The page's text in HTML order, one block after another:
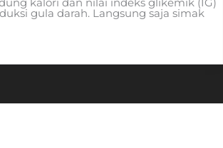
gula darah. Langsung saja simak